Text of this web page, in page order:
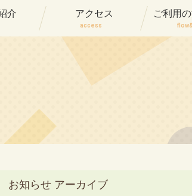
介 アクセス
access
ご利用
お知らせ アーカイブ